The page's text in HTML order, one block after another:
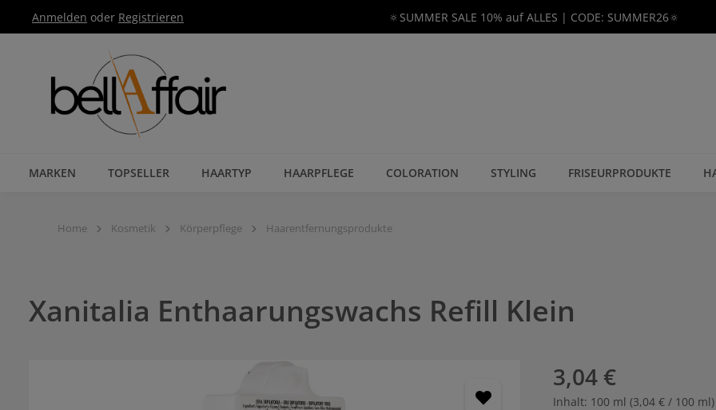
Hauptnavigation springen
Anmelden oder Registrieren 🔅SUMMER SALE 10% auf ALLES | CODE: SUMMER26🔅
MARKEN TOPSELLER HAARTYP HAARPFLEGE COLORATION STYLING FRISEURPRODUKTE
Home Kosmetik Körperpflege Haarentfernungsprodukte
Xanitalia Enthaarungswachs Refill Klein
3,04 €
Inhalt: 100 ml (3,04 € / 100 ml)